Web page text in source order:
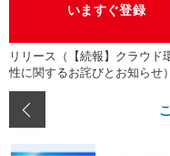
いますぐ登録
リリース（【続報】クラウ
性に関するお詫びとお知らせ）